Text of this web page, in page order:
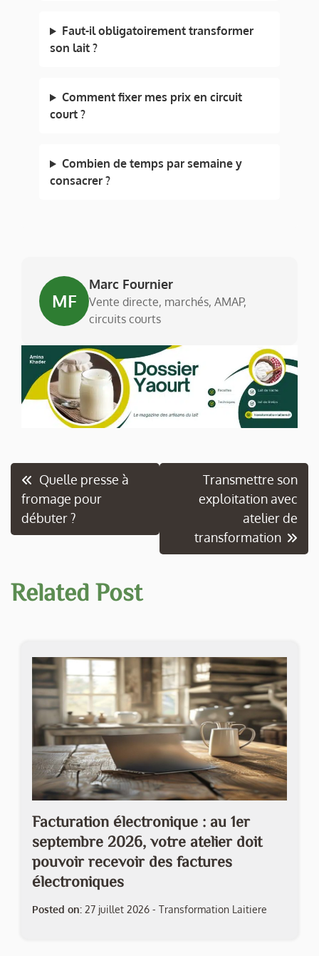
Faut-il obligatoirement transformer
son lait ?
Comment fixer mes prix en circuit
court ?
Combien de temps par semaine y
consacrer ?
MF
Marc Fournier
Vente directe, marchés, AMAP,
circuits courts
Navigation
de
l’article
Quelle presse à
fromage pour
débuter ?
Transmettre son
exploitation avec
atelier de
transformation
Related Post
Facturation électronique : au 1er
septembre 2026, votre atelier doit
pouvoir recevoir des factures
électroniques
Posted on: 27 juillet 2026 - Transformation Laitiere